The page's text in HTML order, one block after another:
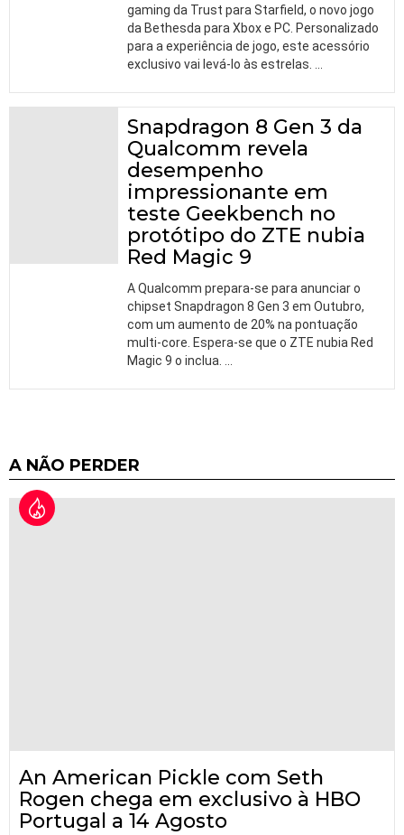
gaming da Trust para Starfield, o novo jogo
da Bethesda para Xbox e PC. Personalizado
para a experiência de jogo, este acessório
exclusivo vai levá-lo às estrelas.
Snapdragon 8 Gen 3 da
Qualcomm revela
desempenho
impressionante em
teste Geekbench no
protótipo do ZTE nubia
Red Magic 9
A Qualcomm prepara-se para anunciar o
chipset Snapdragon 8 Gen 3 em Outubro,
com um aumento de 20% na pontuação
multi-core. Espera-se que o ZTE nubia Red
Magic 9 o inclua.
A NÃO PERDER
An American Pickle com Seth
Rogen chega em exclusivo à HBO
Portugal a 14 Agosto